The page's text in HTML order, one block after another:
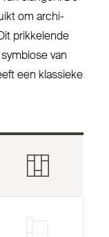
om archi­
prik­kelende
van
een klassieke